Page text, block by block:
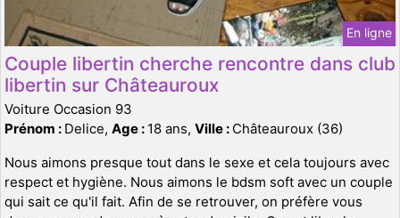
En ligne
Couple libertin cherche rencontre dans club
libertin sur Châteauroux
Voiture Occasion 93
Prénom : Delice, Age : 18 ans, Ville : Châteauroux (36)
Nous aimons presque tout dans le sexe et cela toujours avec
respect et hygiène. Nous aimons le bdsm soft avec un couple
qui sait ce qu'il fait. Afin de se retrouver, on préfère vous